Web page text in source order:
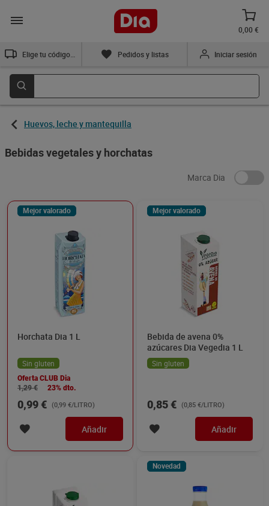
0,00 €
Pedidos y listas Iniciar sesión
Huevos, leche y mantequilla
Bebidas vegetales y horchatas
Marca Dia
Mejor valorado
Horchata Dia 1 L
Sin gluten
Oferta CLUB Dia
1,29 €
23% dto.
0,99 € (0,99 €/LITRO)
Añadir
Mejor valorado
Bebida de avena 0%
azúcares Dia Vegedia 1 L
Sin gluten
0,85 € (0,85 €/LITRO)
Añadir
Novedad